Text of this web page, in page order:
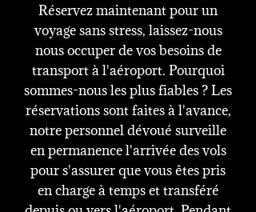
Réservez maintenant pour un
voyage sans stress, laissez-nous
nous occuper de vos besoins de
transport à l'aéroport. Pourquoi
sommes-nous les plus fiables ? Les
réservations sont faites à l'avance,
notre personnel dévoué surveille
en permanence l'arrivée des vols
pour s'assurer que vous êtes pris
en charge à temps et transféré